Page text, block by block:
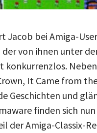
Jacob bei Amiga-
von ihnen unter
konkurrenzlos.
It Came from
Geschichten und
finden sich
der Amiga-Classix-